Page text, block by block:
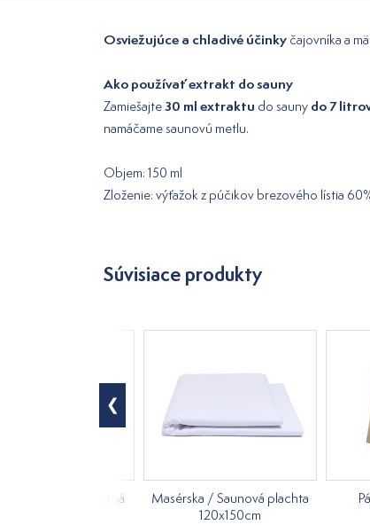
Osviežujúce a chladivé účinky čajovníka a
Ako používať extrakt do sauny
Zamiešajte30 ml extraktu do sauny do 7
namáčame saunovú metlu.
Objem: 150 ml
Zloženie: výťažok z púčikov brezového lístia
Súvisiace produkty
olej Mäta pieporná
Masérska / Saunová plachta
120x150cm